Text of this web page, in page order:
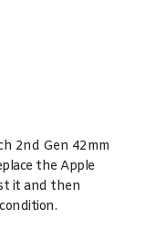
2nd Gen 42mm
the Apple
it and then